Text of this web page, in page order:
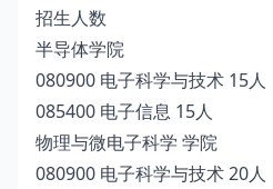
招生人数
半导体学院
080900 电子科学与技术 15人
085400 电子信息 15人
物理与微电子科学 学院
080900 电子科学与技术 20人